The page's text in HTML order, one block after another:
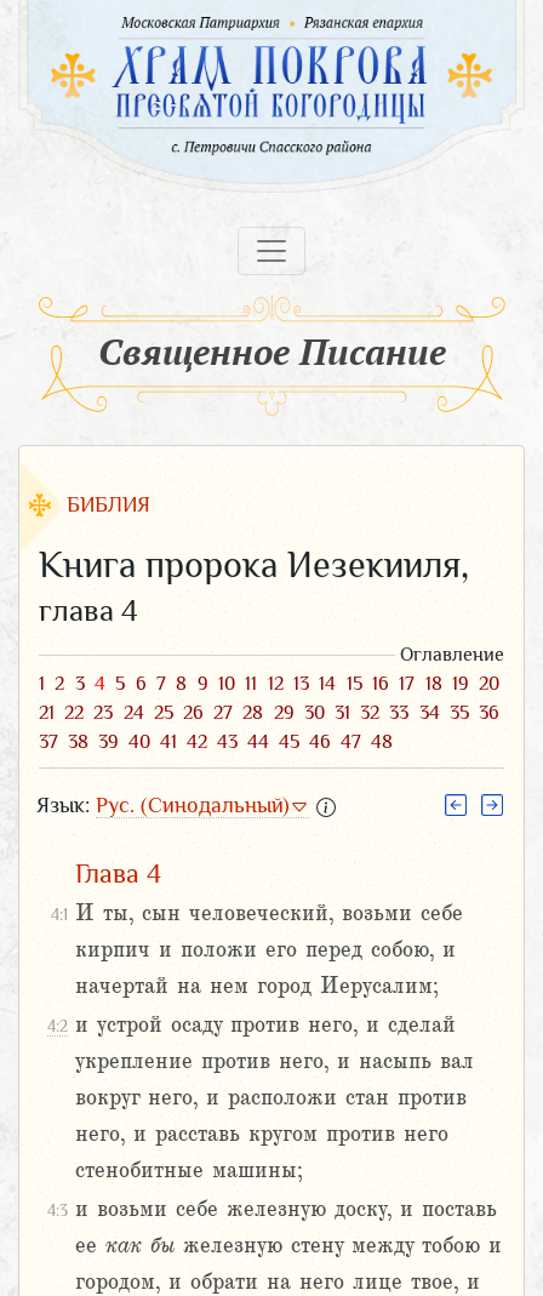
Священное Писание
БИБЛИЯ
Книга пророка Иезекииля,
глава 4
Оглавление
1 2 3 4 5 6 7 8 9 10 11 12 13 14 15 16 17 18 19 20
21 22 23 24 25 26 27 28 29 30 31 32 33 34 35 36
37 38 39 40 41 42 43 44 45 46 47 48
Язык: Рус. (Синодальный)
Глава 4
4:1 И ты, сын человеческий, возьми себе
кирпич и положи его перед собою, и
начертай на нем город Иерусалим;
4:2 и устрой осаду против него, и сделай
укрепление против него, и насыпь вал
вокруг него, и расположи стан против
него, и расставь кругом против него
стенобитные машины;
4:3 и возьми себе железную доску, и поставь
ее как бы железную стену между тобою и
городом, и обрати на него лице твое, и